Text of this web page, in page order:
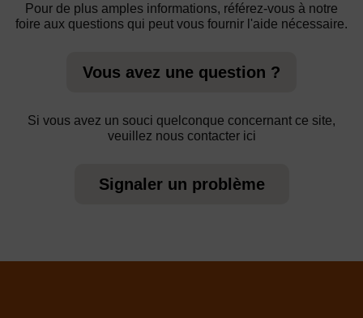
Pour de plus amples informations, référez-vous à notre
foire aux questions qui peut vous fournir l'aide nécessaire.
Vous avez une question ?
Si vous avez un souci quelconque concernant ce site,
veuillez nous contacter ici
Signaler un problème